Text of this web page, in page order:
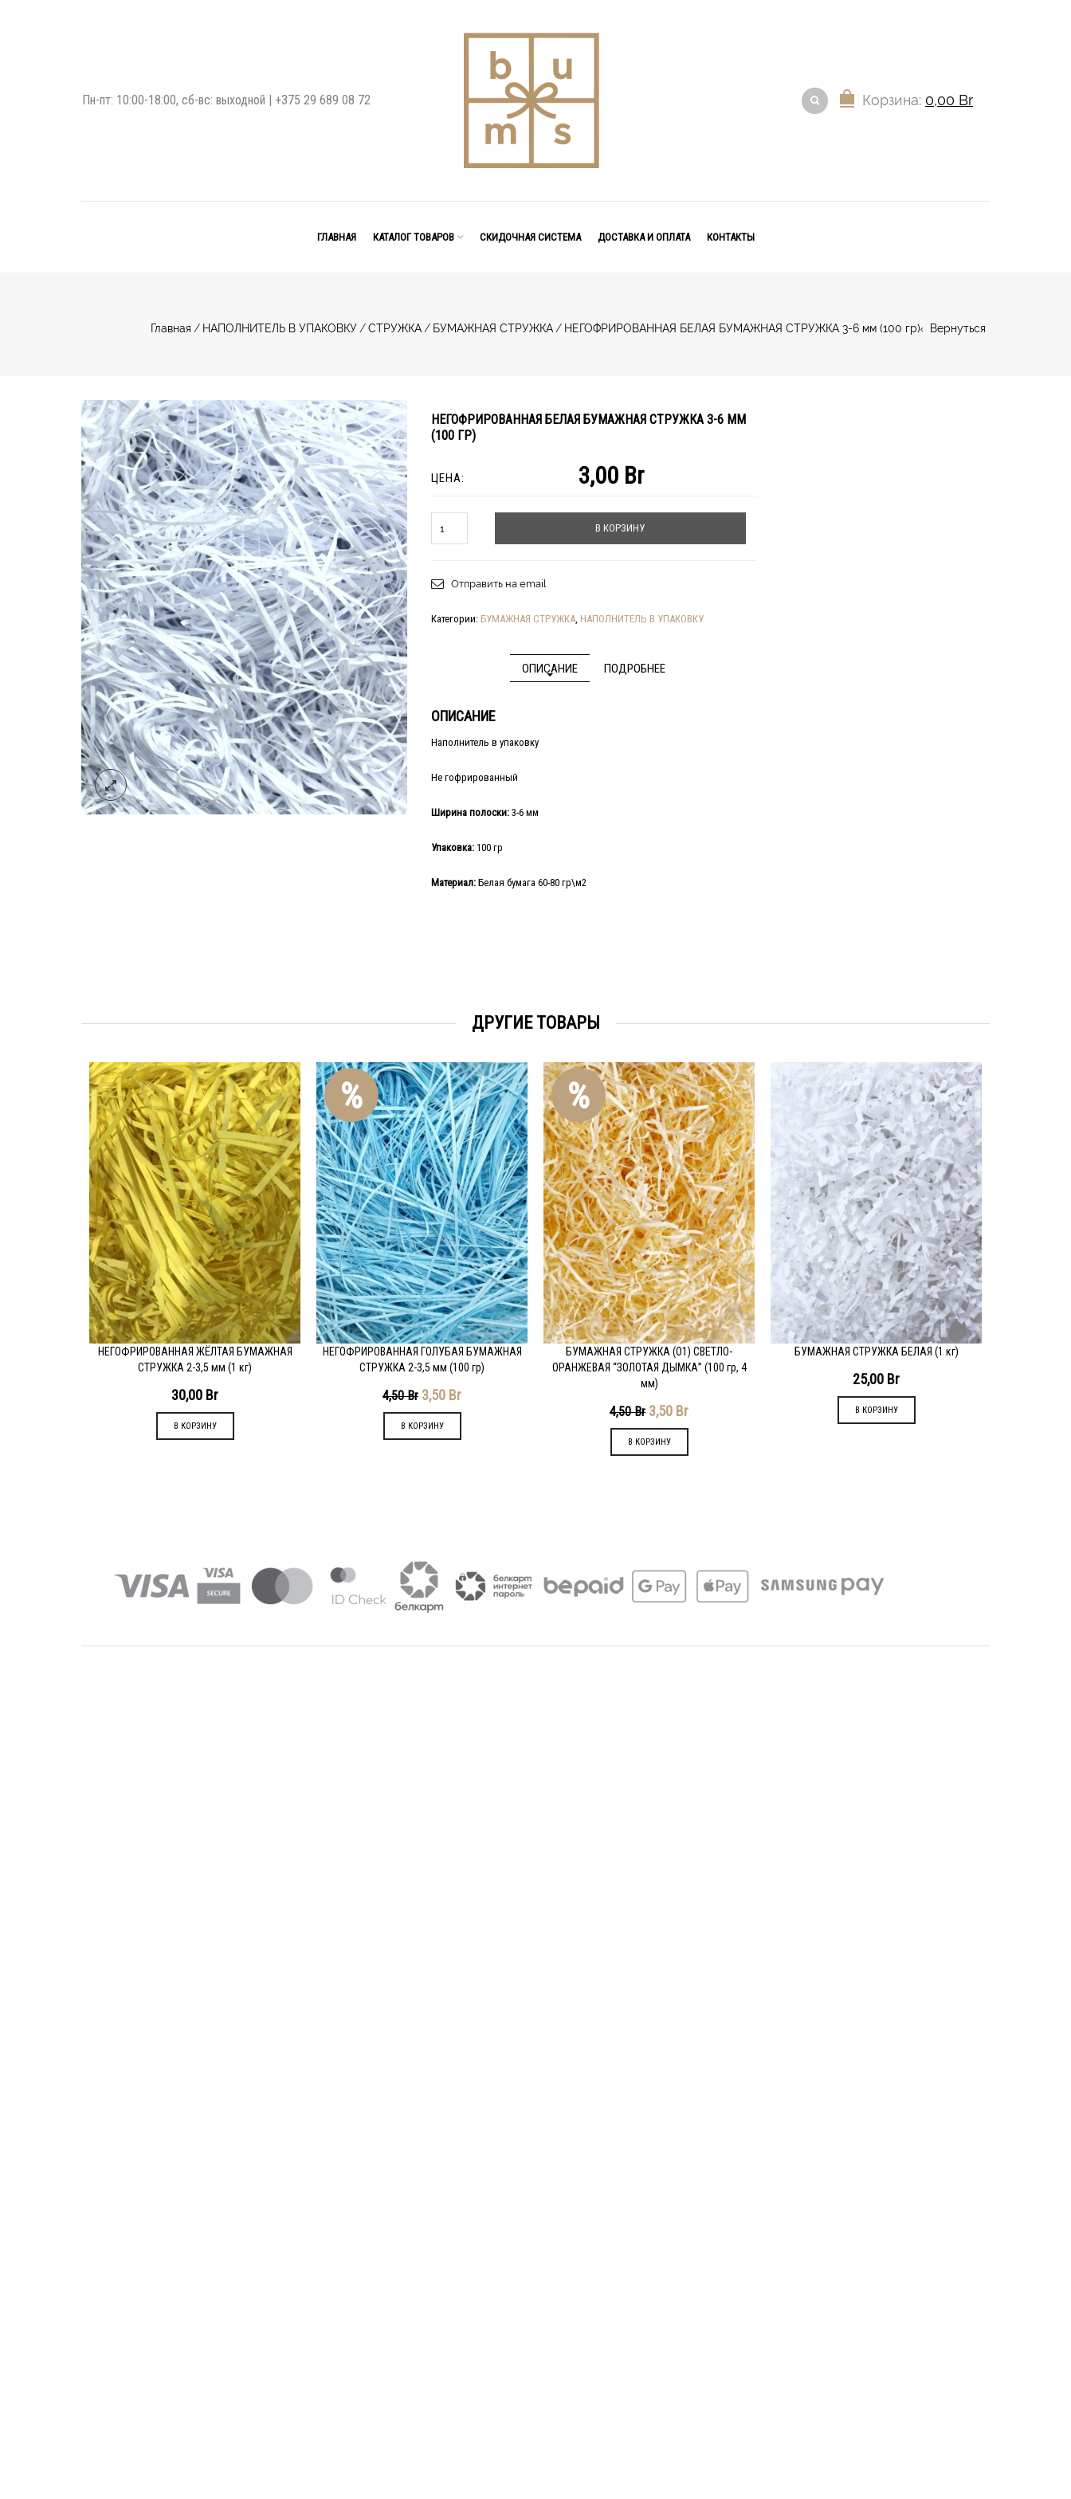
Пн-пт: 10:00-18:00, сб-вс: выходной | +375 29 689 08 72 Корзина: 0,00 Br
ГЛАВНАЯ КАТАЛОГ ТОВАРОВ СКИДОЧНАЯ СИСТЕМА ДОСТАВКА И ОПЛАТА КОНТАКТЫ
Главная / НАПОЛНИТЕЛЬ В УПАКОВКУ /СТРУЖКА / БУМАЖНАЯ СТРУЖКА / НЕГОФРИРОВАННАЯ БЕЛАЯ БУМАЖНАЯ СТРУЖКА 3-6 мм (100 гр) Вернуться
НЕГОФРИРОВАННАЯ БЕЛАЯ БУМАЖНАЯ СТРУЖКА 3-6 ММ
(100 ГР)
ЦЕНА: 3,00 Br
В КОРЗИНУ
Отправить на email
Категории: БУМАЖНАЯ СТРУЖКА, НАПОЛНИТЕЛЬ В УПАКОВКУ
ОПИСАНИЕ ПОДРОБНЕЕ
ОПИСАНИЕ
Наполнитель в упаковку
Не гофрированный
Ширина полоски:3-6 мм
Упаковка:100 гр
Материал:Белая бумага 60-80 гр\м2
ДРУГИЕ ТОВАРЫ
ПОДРОБНЕЕ
НЕГОФРИРОВАННАЯ ЖЁЛТАЯ БУМАЖНАЯ
СТРУЖКА 2-3,5 мм (1 кг)
30,00 Br
В КОРЗИНУ
%
ПОДРОБНЕЕ
НЕГОФРИРОВАННАЯ ГОЛУБАЯ БУМАЖНАЯ
СТРУЖКА 2-3,5 мм (100 гр)
4,50Br 3,50 Br
В КОРЗИНУ
%
ПОДРОБНЕЕ
БУМАЖНАЯ СТРУЖКА (О1) СВЕТЛО-
ОРАНЖЕВАЯ “ЗОЛОТАЯ ДЫМКА” (100 гр, 4
мм)
4,50Br 3,50 Br
В КОРЗИНУ
ПОДРОБНЕЕ
БУМАЖНАЯ СТРУЖКА БЕЛАЯ (1 кг)
25,00 Br
В КОРЗИНУ